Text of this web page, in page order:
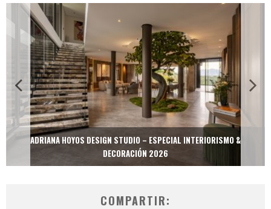
ADRIANA HOYOS DESIGN STUDIO – ESPECIAL INTERIORISMO &
DECORACIÓN 2026
COMPARTIR: